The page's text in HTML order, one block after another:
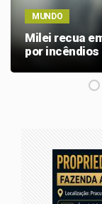
MUNDO
Milei recua
por incêndios